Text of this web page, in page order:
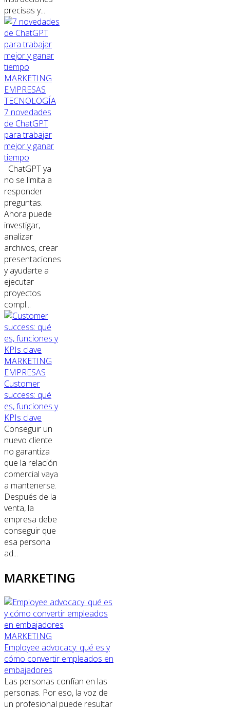
precisas y...
MARKETING
EMPRESAS
TECNOLOGÍA
7 novedades
de ChatGPT
para trabajar
mejor y ganar
tiempo
ChatGPT ya
no se limita a
responder
preguntas.
Ahora puede
investigar,
analizar
archivos, crear
presentaciones
y ayudarte a
ejecutar
proyectos
compl...
MARKETING
EMPRESAS
Customer
success: qué
es, funciones y
KPIs clave
Conseguir un
nuevo cliente
no garantiza
que la relación
comercial vaya
a mantenerse.
Después de la
venta, la
empresa debe
conseguir que
esa persona
ad...
MARKETING
MARKETING
Employee advocacy: qué es y
cómo convertir empleados en
embajadores
Las personas confían en las
personas. Por eso, la voz de
un profesional puede resultar